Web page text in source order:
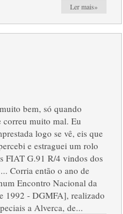
Ler mais»
bem, só quando
correu muito mal. Eu
logo se vê, eis que
e estraguei um rolo
FIAT G.91 R/4 vindos dos
Corria então o ano de
Encontro Nacional da
1992 - DGMFA], realizado
a Alverca, de...